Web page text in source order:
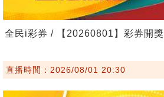
全民i彩券 / 【20260801】彩券開獎
直播時間：2026/08/01 20:30